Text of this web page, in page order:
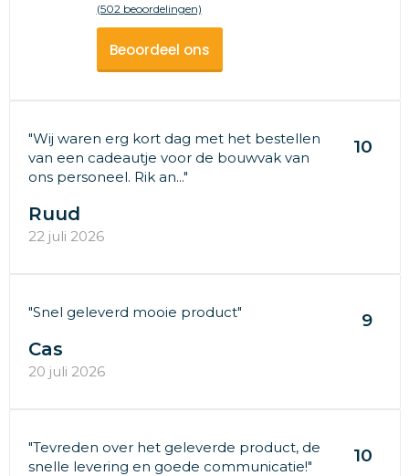
(502 beoordelingen)
Beoordeel ons
"Wij waren erg kort dag met het bestellen
van een cadeautje voor de bouwvak van
ons personeel. Rik an..."
10
Ruud
22 juli 2026
"Snel geleverd mooie product" 9
Cas
20 juli 2026
"Tevreden over het geleverde product, de
snelle levering en goede communicatie!"
10